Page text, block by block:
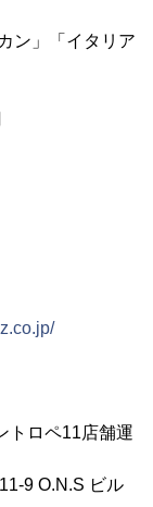
ン」「イタリア
ロペ11店舗運
9 O.N.S ビル